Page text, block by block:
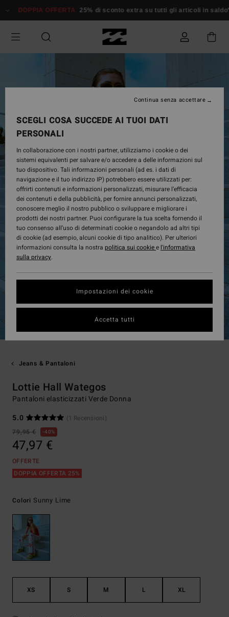
alle
prodotto
DOPPIA OFFERTA 25% di sconto extra su tutti gli articoli in saldo*
Jeans & Pantaloni
Lottie Hall Wategos
Pantaloni elasticizzati Verde Donna
5.0
(1 Recensioni)
79,95 €
40%
47,97 €
OFFERTE
DOPPIA OFFERTA 25%
Colori Sunny Lime
XS S M L XL
SCEGLI COSA SUCCEDE AI TUOI DATI
PERSONALI
In collaborazione con i nostri partner, utilizziamo i cookie o dei
sistemi equivalenti per salvare e/o accedere a delle informazioni sul
tuo dispositivo. Tali informazioni personali (ad es. i dati di
navigazione e il tuo indirizzo IP) potrebbero essere utilizzati per:
offrirti contenuti e informazioni personalizzati, misurare l’efficacia
dei contenuti e della pubblicità, per fornire annunci personalizzati,
conoscere meglio il nostro pubblico o sviluppare e migliorare i
prodotti dei nostri partner. Puoi configurare la tua scelta fornendo il
tuo consenso all’uso di determinati cookie o negandolo ad altri tipi
di cookie (ad esempio, alcuni cookie di tipo analitico). Per ulteriori
informazioni consulta la nostra politica sui cookiee l'informativa
sulla privacy.
Impostazioni dei cookie
Continua senza accettare
Accetta tutti